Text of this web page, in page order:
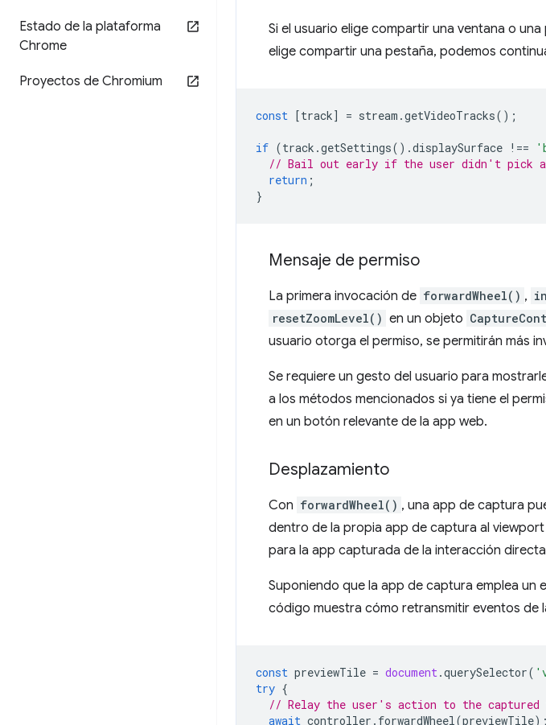
Estado de la plataforma
Chrome
Proyectos de Chromium
Si el usuario elige compartir una ventana o
elige compartir una pestaña, podemos
const [track] = stream .getVideoTracks();
if (track .getSettings().displaySurface !==
// Bail out early if the user didn't pick
return ;
}
Mensaje de permiso
La primera invocación de forwardWheel() ,
resetZoomLevel() en un objeto
usuario otorga el permiso, se permitirán más
Se requiere un gesto del usuario para
a los métodos mencionados si ya tiene el
en un botón relevante de la app web.
Desplazamiento
Con forwardWheel() , una app de captura
dentro de la propia app de captura al
para la app capturada de la interacción
Suponiendo que la app de captura emplea un
código muestra cómo retransmitir eventos de
const previewTile = document .querySelector(
try {
// Relay the user's action to the captured
await controller . forwardWheel (previewTile);